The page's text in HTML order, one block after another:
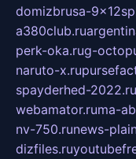
domizbrusa-
a380club.ru
perk-oka.rug-
naruto-x.ru
spayderhed-2022.ru
webamator.ruma-
nv-750.runews-
dizfiles.ru